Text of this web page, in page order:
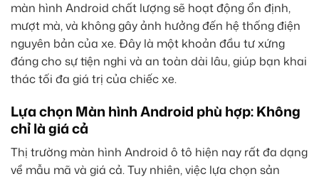
màn hình Android chất lượng sẽ hoạt động ổn định,
mượt mà, và không gây ảnh hưởng đến hệ thống điện
nguyên bản của xe. Đây là một khoản đầu tư xứng
đáng cho sự tiện nghi và an toàn dài lâu, giúp bạn khai
thác tối đa giá trị của chiếc xe.
Lựa chọn Màn hình Android phù hợp: Không
chỉ là giá cả
Thị trường màn hình Android ô tô hiện nay rất đa dạng
về mẫu mã và giá cả. Tuy nhiên, việc lựa chọn sản